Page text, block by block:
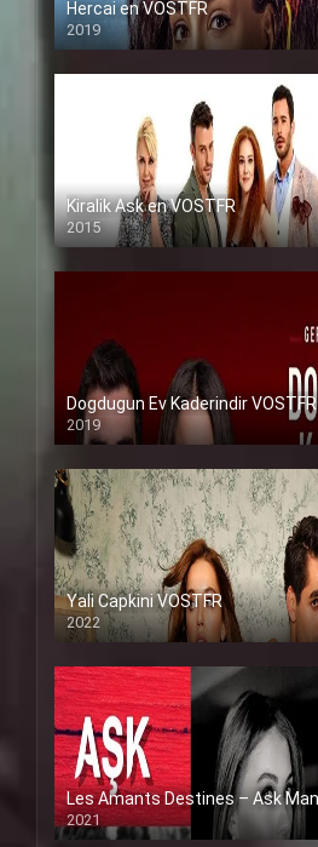
Hercai en VOSTFR
2019
Kiralik Ask en VOSTFR
2015
Dogdugun Ev Kaderindir VOSTFR
2019
Yali Capkini VOSTFR
2022
2021